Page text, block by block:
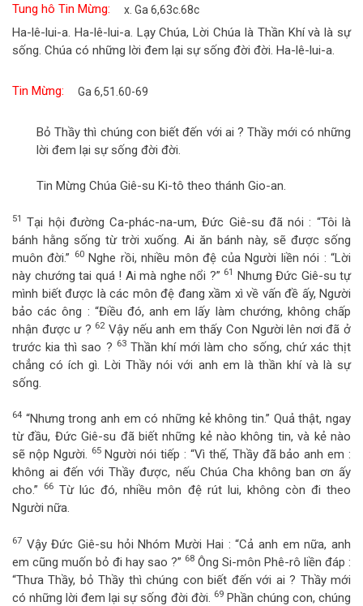
Tung hô Tin Mừng: x. Ga 6,63c.68c
Ha-lê-lui-a. Ha-lê-lui-a. Lạy Chúa, Lời Chúa là Thần Khí và là sự
sống. Chúa có những lời đem lại sự sống đời đời. Ha-lê-lui-a.
Tin Mừng: Ga 6,51.60-69
Bỏ Thầy thì chúng con biết đến với ai ? Thầy mới có những
lời đem lại sự sống đời đời.
Tin Mừng Chúa Giê-su Ki-tô theo thánh Gio-an.
51
Tại hội đường Ca-phác-na-um, Đức Giê-su đã nói : “Tôi là
bánh hằng sống từ trời xuống. Ai ăn bánh này, sẽ được sống
muôn đời.”
60Nghe rồi, nhiều môn đệ của Người liền nói : “Lời
này chướng tai quá ! Ai mà nghe nổi ?” 61 Nhưng Đức Giê-su tự
mình biết được là các môn đệ đang xầm xì về vấn đề ấy, Người
bảo các ông : “Điều đó, anh em lấy làm chướng, không chấp
nhận được ư ? 62Vậy nếu anh em thấy Con Người lên nơi đã ở
trước kia thì sao ? 63Thần khí mới làm cho sống, chứ xác thịt
chẳng có ích gì. Lời Thầy nói với anh em là thần khí và là sự
sống.
64 “Nhưng trong anh em có những kẻ không tin.” Quả thật, ngay
từ đầu, Đức Giê-su đã biết những kẻ nào không tin, và kẻ nào
sẽ nộp Người. 65Người nói tiếp : “Vì thế, Thầy đã bảo anh em :
không ai đến với Thầy được, nếu Chúa Cha không ban ơn ấy
cho.”
66 Từ lúc đó, nhiều môn đệ rút lui, không còn đi theo
Người nữa.
67 Vậy Đức Giê-su hỏi Nhóm Mười Hai : “Cả anh em nữa, anh
em cũng muốn bỏ đi hay sao ?” 68 Ông Si-môn Phê-rô liền đáp :
“Thưa Thầy, bỏ Thầy thì chúng con biết đến với ai ? Thầy mới
có những lời đem lại sự sống đời đời. 69Phần chúng con, chúng